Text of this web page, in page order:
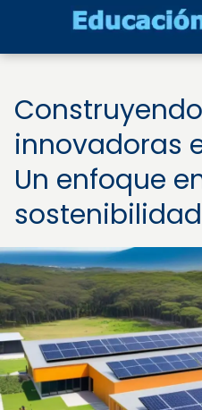
innovadoras
Un enfoque
sostenibilidad